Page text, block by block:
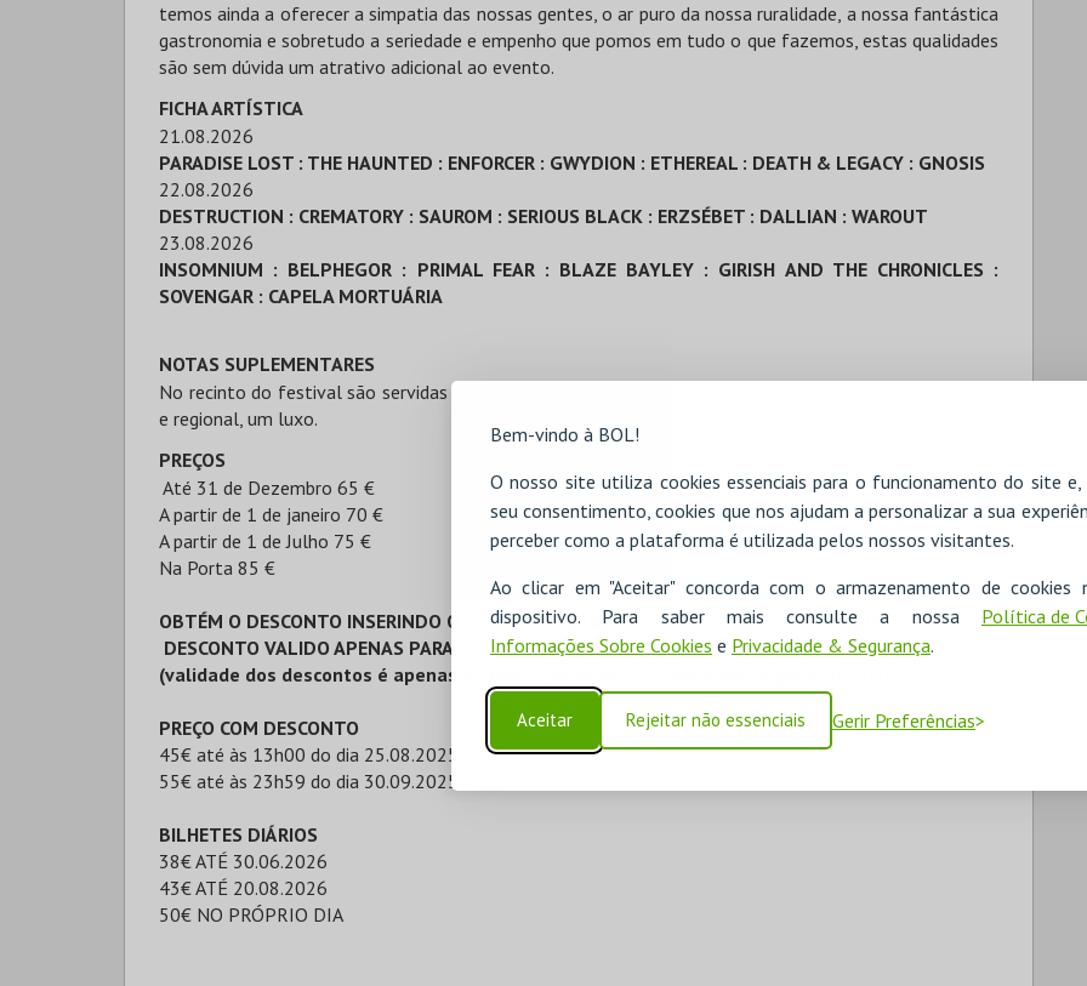
Bem-vindo à BOL!
O nosso site utiliza cookies essenciais para o funcionamento do site
seu consentimento, cookies que nos ajudam a personalizar a sua
perceber como a plataforma é utilizada pelos nossos visitantes.
Ao clicar em "Aceitar" concorda com o armazenamento de cookies
dispositivo. Para saber mais consulte a nossa Política de
Informações Sobre Cookies e Privacidade & Segurança.
Aceitar Rejeitar não essenciais Gerir Preferências
temos ainda a oferecer a simpatia das nossas gentes, o ar puro da nossa ruralidade, a nossa fantástica
gastronomia e sobretudo a seriedade e empenho que pomos em tudo o que fazemos, estas qualidades
são sem dúvida um atrativo adicional ao evento.
FICHA ARTÍSTICA
21.08.2026
PARADISE LOST : THE HAUNTED : ENFORCER : GWYDION : ETHEREAL : DEATH & LEGACY : GNOSIS
22.08.2026
DESTRUCTION : CREMATORY : SAUROM : SERIOUS BLACK : ERZSÉBET : DALLIAN : WAROUT
23.08.2026
INSOMNIUM : BELPHEGOR : PRIMAL FEAR : BLAZE BAYLEY : GIRISH AND THE CHRONICLES :
SOVENGAR : CAPELA MORTUÁRIA
NOTAS SUPLEMENTARES
No recinto do festival são servidas refeições, sendo grande parte delas, receitas da gastronomia local
e regional, um luxo.
PREÇOS
Até 31 de Dezembro 65 €
A partir de 1 de janeiro 70 €
A partir de 1 de Julho 75 €
Na Porta 85 €
OBTÉM O DESCONTO INSERINDO O CÓDIGO DE BARRAS DO TEU PASSE GERAL DE 2025
DESCONTO VALIDO APENAS PARA PASSES GERAIS; APENAS 1 DESCONTO POR CADA PASSE.
(validade dos descontos é apenas de passe geral de 2025 para passe geral de 2026)
PREÇO COM DESCONTO
45€ até às 13h00 do dia 25.08.2025
55€ até às 23h59 do dia 30.09.2025
BILHETES DIÁRIOS
38€ ATÉ 30.06.2026
43€ ATÉ 20.08.2026
50€ NO PRÓPRIO DIA